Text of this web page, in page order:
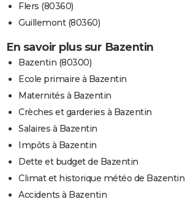
Flers (80360)
Guillemont (80360)
En savoir plus sur Bazentin
Bazentin (80300)
Ecole primaire à Bazentin
Maternités à Bazentin
Crèches et garderies à Bazentin
Salaires à Bazentin
Impôts à Bazentin
Dette et budget de Bazentin
Climat et historique météo de Bazentin
Accidents à Bazentin